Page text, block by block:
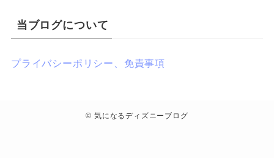
当ブログについて
プライバシーポリシー、免責事項
© 気になるディズニーブログ